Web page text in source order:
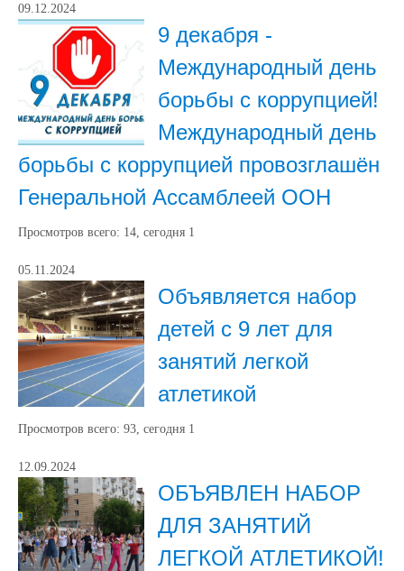
09.12.2024
9 декабря -
Международный день
борьбы с коррупцией!
Международный день
борьбы с коррупцией провозглашён
Генеральной Ассамблеей ООН
Просмотров всего: 14, сегодня 1
05.11.2024
Объявляется набор
детей с 9 лет для
занятий легкой
атлетикой
Просмотров всего: 93, сегодня 1
12.09.2024
ОБЪЯВЛЕН НАБОР
ДЛЯ ЗАНЯТИЙ
ЛЕГКОЙ АТЛЕТИКОЙ!